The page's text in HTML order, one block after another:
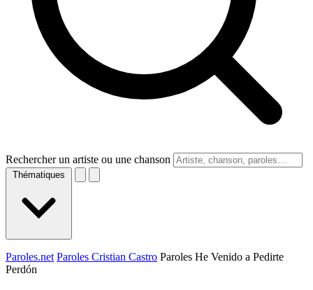
Rechercher un artiste ou une chanson
Thématiques
Paroles.net Paroles Cristian Castro Paroles He Venido a Pedirte
Perdón